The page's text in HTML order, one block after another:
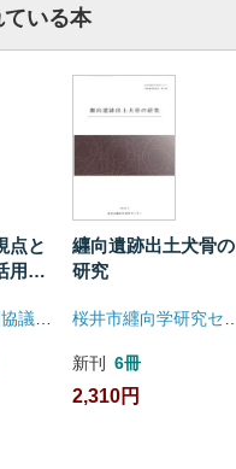
いる本
点と
用を
纒向遺跡出土犬骨の
研究
新刊 6冊
2,310円